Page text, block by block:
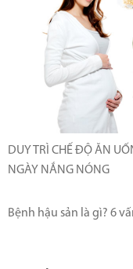
DUY TRÌ CHẾ ĐỘ ĂN
NGÀY NẮNG NÓNG
Bệnh hậu sản là gì? 6